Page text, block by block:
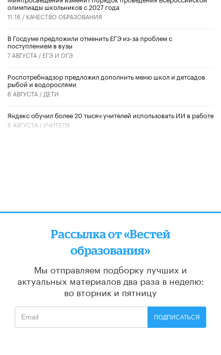
олимпиады школьников с 2027 года
11:16 / КАЧЕСТВО ОБРАЗОВАНИЯ
В Госдуме предложили отменить ЕГЭ из-за проблем с
поступлением в вузы
7 АВГУСТА / ЕГЭ И ОГЭ
Роспотребнадзор предложил дополнить меню школ и детсадов
рыбой и водорослями
6 АВГУСТА / ДЕТИ
​Яндекс обучил более 20 тысяч учителей использовать ИИ в работе
6 АВГУСТА /УЧИТЕЛЯ
Рассылка от «Вестей
образования»
Мы отправляем подборку лучших и
актуальных материалов два раза в неделю:
во вторник и пятницу
ПОДПИСАТЬСЯ